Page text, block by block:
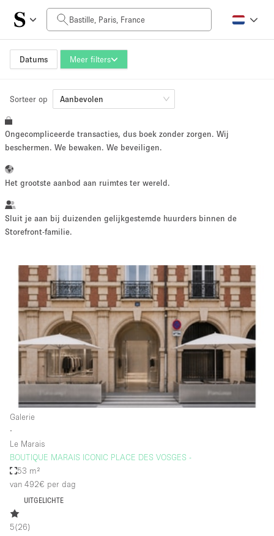
Datums Meer filters
Prijs per dag
0€
Grootte ruimte
10 m² 500+ m²
~ 13 mensen
Een
fotoshoot
maken
Conferentie Vergadering Kantoor
Winkel
delen
Type ruimte
Atelier / Werkplaats
Boetiek / Winkel
Boot
Sorteer op Aanbevolen
Ongecompliceerde transacties, dus boek zonder zorgen. Wij
beschermen. We bewaken. We beveiligen.
Het grootste aanbod aan ruimtes ter wereld.
Sluit je aan bij duizenden gelijkgestemde huurders binnen de
Storefront-familie.
Galerie
∙
Le Marais
BOUTIQUE MARAIS ICONIC PLACE DES VOSGES -
53 m²
van 492€ per dag
UITGELICHTE
5(26)